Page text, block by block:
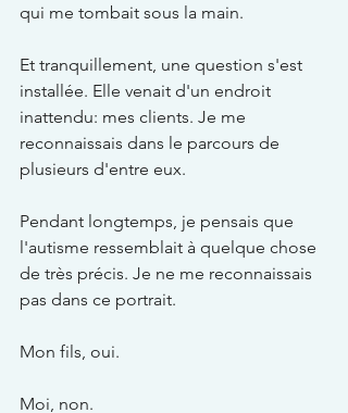
qui me tombait sous la main.
Et tranquillement, une question s'est
installée. Elle venait d'un endroit
inattendu: mes clients. Je me
reconnaissais dans le parcours de
plusieurs d'entre eux.
Pendant longtemps, je pensais que
l'autisme ressemblait à quelque chose
de très précis. Je ne me reconnaissais
pas dans ce portrait.
Mon fils, oui.
Moi, non.